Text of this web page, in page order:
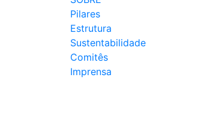
Pilares
Estrutura
Sustentabilidade
Comitês
Imprensa